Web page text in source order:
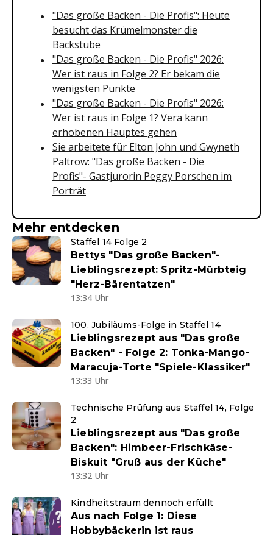
"Das große Backen - Die Profis": Heute
besucht das Krümelmonster die
Backstube
"Das große Backen - Die Profis" 2026:
Wer ist raus in Folge 2? Er bekam die
wenigsten Punkte
"Das große Backen - Die Profis" 2026:
Wer ist raus in Folge 1? Vera kann
erhobenen Hauptes gehen
Sie arbeitete für Elton John und Gwyneth
Paltrow: "Das große Backen - Die
Profis"- Gastjurorin Peggy Porschen im
Porträt
Mehr entdecken
Staffel 14 Folge 2
Bettys "Das große Backen"-
Lieblingsrezept: Spritz-Mürbteig
"Herz-Bärentatzen"
13:34 Uhr
100. Jubiläums-Folge in Staffel 14
Lieblingsrezept aus "Das große
Backen" - Folge 2: Tonka-Mango-
Maracuja-Torte "Spiele-Klassiker"
13:33 Uhr
Technische Prüfung aus Staffel 14, Folge
2
Lieblingsrezept aus "Das große
Backen": Himbeer-Frischkäse-
Biskuit "Gruß aus der Küche"
13:32 Uhr
Kindheitstraum dennoch erfüllt
Aus nach Folge 1: Diese
Hobbybäckerin ist raus